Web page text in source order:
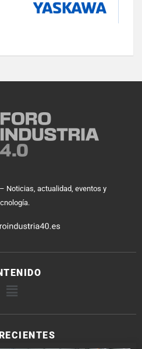
Noticias, actualidad, eventos y